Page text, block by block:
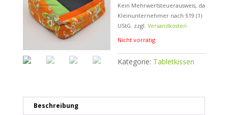
Kein Mehrwertsteuerausweis, da
Kleinunternehmer nach §19 (1)
UStG. zzgl.Versandkosten
Nicht vorrätig
Kategorie: Tabletkissen
Beschreibung